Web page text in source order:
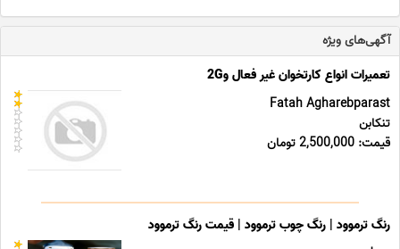
آگهی‌های ویژه
تعمیرات انواع کارتخوان غیر فعال و2G
Fatah Agharebparast
تنکابن
قیمت: 2,500,000 تومان
رنگ ترموود | رنگ چوب ترموود | قیمت رنگ ترموود